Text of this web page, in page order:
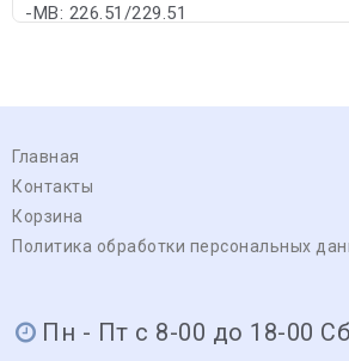
-MB: 226.51/229.51
Главная
Контакты
Корзина
Политика обработки персональных
Пн - Пт с 8-00 до 18-00